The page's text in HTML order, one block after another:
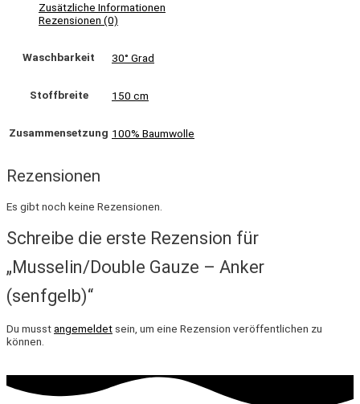
Zusätzliche Informationen
Rezensionen (0)
Waschbarkeit 30° Grad
Stoffbreite 150 cm
Zusammensetzung 100% Baumwolle
Rezensionen
Es gibt noch keine Rezensionen.
Schreibe die erste Rezension für
„Musselin/Double Gauze – Anker
(senfgelb)“
Du musstangemeldet sein, um eine Rezension veröffentlichen zu
können.